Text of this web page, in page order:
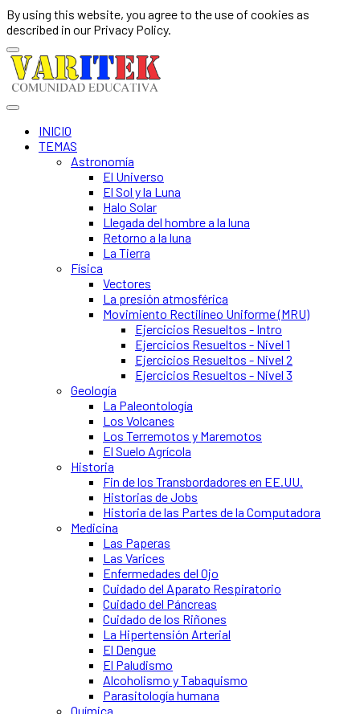
By using this website, you agree to the use of cookies as
described in our Privacy Policy.
INICIO
TEMAS
Astronomía
El Universo
El Sol y la Luna
Halo Solar
Llegada del hombre a la luna
Retorno a la luna
La Tierra
Física
Vectores
La presión atmosférica
Movimiento Rectilíneo Uniforme (MRU)
Ejercicios Resueltos - Intro
Ejercicios Resueltos - Nivel 1
Ejercicios Resueltos - Nivel 2
Ejercicios Resueltos - Nivel 3
Geología
La Paleontología
Los Volcanes
Los Terremotos y Maremotos
El Suelo Agrícola
Historia
Fin de los Transbordadores en EE.UU.
Historias de Jobs
Historia de las Partes de la Computadora
Medicina
Las Paperas
Las Varices
Enfermedades del Ojo
Cuidado del Aparato Respiratorio
Cuidado del Páncreas
Cuidado de los Riñones
La Hipertensión Arterial
El Dengue
El Paludismo
Alcoholismo y Tabaquismo
Parasitología humana
Química